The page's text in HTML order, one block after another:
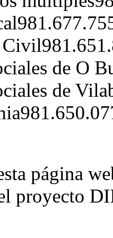
Civil
de O
de
página
proyecto